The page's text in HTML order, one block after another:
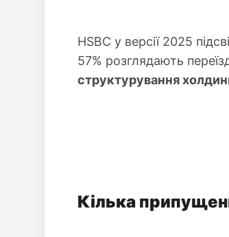
HSBC у версії 2025
57% розглядають
структурування
Кілька